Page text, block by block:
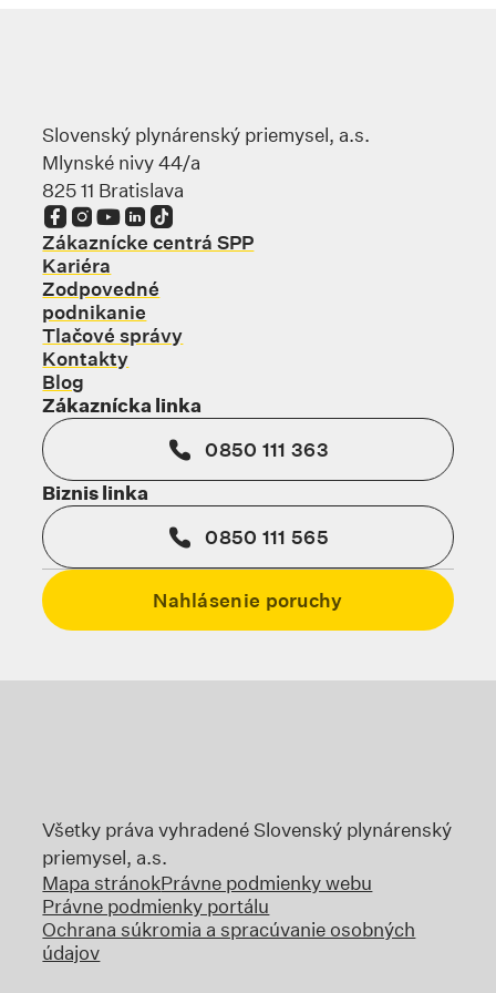
Slovenský plynárenský priemysel, a.s.
Mlynské nivy 44/a
825 11 Bratislava
Odkaz sa otvorí na novej karte
Odkaz sa otvorí na novej karte
Odkaz sa otvorí na novej karte
Odkaz sa otvorí na novej karte
Odkaz sa otvorí na novej karte
Zákaznícke centrá SPP
Kariéra
Zodpovedné
podnikanie
Tlačové správy
Kontakty
Blog
Zákaznícka linka
0850 111 363
Biznis linka
0850 111 565
Nahlásenie poruchy
Všetky práva vyhradené Slovenský plynárenský
priemysel, a.s.
Mapa stránokPrávne podmienky webu
Právne podmienky portálu
Ochrana súkromia a spracúvanie osobných
údajov